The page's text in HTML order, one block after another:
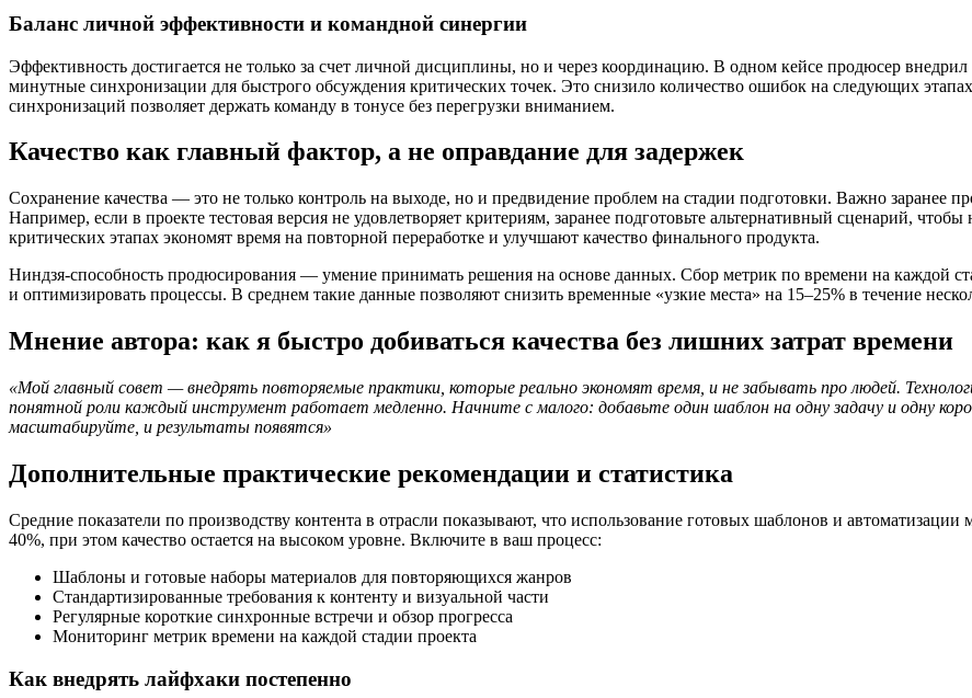
Баланс личной эффективности и командной синергии
Эффективность достигается не только за счет личной дисциплины, но и через координацию. В одном кейсе продюсер
минутные синхронизации для быстрого обсуждения критических точек. Это снизило количество ошибок на следующих
синхронизаций позволяет держать команду в тонусе без перегрузки вниманием.
Качество как главный фактор, а не оправдание для задержек
Сохранение качества — это не только контроль на выходе, но и предвидение проблем на стадии подготовки. Важно заранее
Например, если в проекте тестовая версия не удовлетворяет критериям, заранее подготовьте альтернативный сценарий,
критических этапах экономят время на повторной переработке и улучшают качество финального продукта.
Ниндзя-способность продюсирования — умение принимать решения на основе данных. Сбор метрик по времени на каждой
и оптимизировать процессы. В среднем такие данные позволяют снизить временные «узкие места» на 15–25% в течение
Мнение автора: как я быстро добиваться качества без лишних затрат времени
«Мой главный совет — внедрять повторяемые практики, которые реально экономят время, и не забывать про людей.
понятной роли каждый инструмент работает медленно. Начните с малого: добавьте один шаблон на одну задачу и одну
масштабируйте, и результаты появятся»
Дополнительные практические рекомендации и статистика
Средние показатели по производству контента в отрасли показывают, что использование готовых шаблонов и
40%, при этом качество остается на высоком уровне. Включите в ваш процесс:
Шаблоны и готовые наборы материалов для повторяющихся жанров
Стандартизированные требования к контенту и визуальной части
Регулярные короткие синхронные встречи и обзор прогресса
Мониторинг метрик времени на каждой стадии проекта
Как внедрять лайфхаки постепенно